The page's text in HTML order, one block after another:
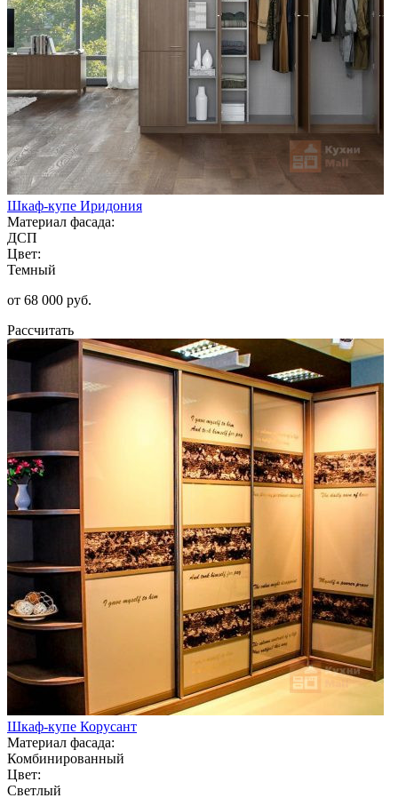
Шкаф-купе Иридония
Материал фасада:
ДСП
Цвет:
Темный
от 68 000 руб.
Рассчитать
Шкаф-купе Корусант
Материал фасада:
Комбинированный
Цвет:
Светлый